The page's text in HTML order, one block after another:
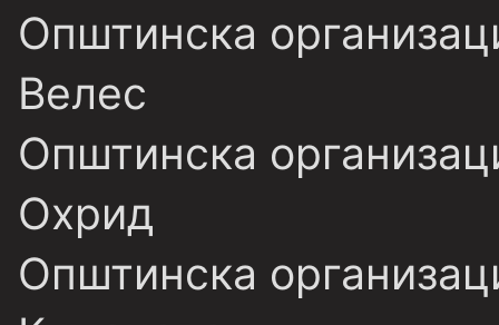
Општинска
Велес
Општинска
Охрид
Општинска